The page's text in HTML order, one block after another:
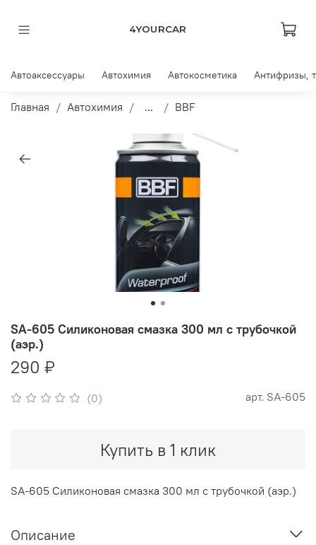
4YOURCAR
Автоаксессуары Автохимия Автокосметика Антифризы,
Главная Автохимия ... BBF
(0) арт. SA-605
SA-605 Силиконовая смазка 300 мл с трубочкой
(аэр.)
290 ₽
Купить в 1 клик
SA-605 Силиконовая смазка 300 мл с трубочкой (аэр.)
Описание